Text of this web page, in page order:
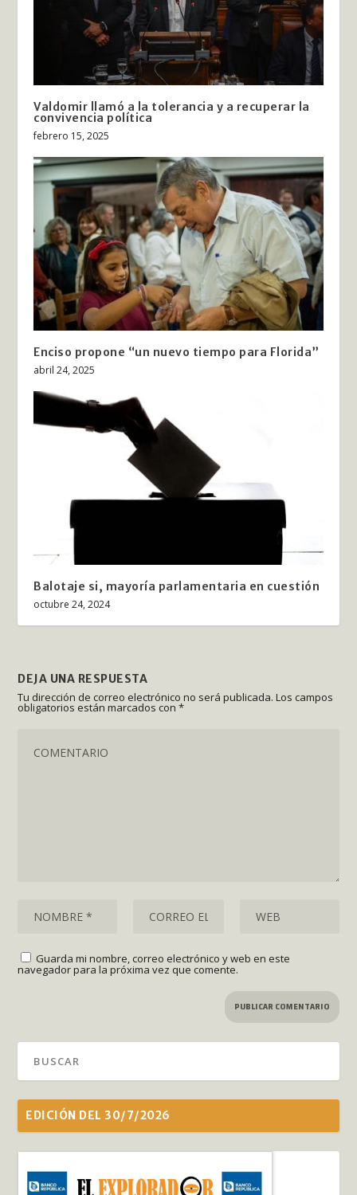
Valdomir llamó a la tolerancia y a recuperar la
convivencia política
febrero 15, 2025
Enciso propone “un nuevo tiempo para Florida”
abril 24, 2025
Balotaje si, mayoría parlamentaria en cuestión
octubre 24, 2024
DEJA UNA RESPUESTA
Tu dirección de correo electrónico no será publicada. Los campos
obligatorios están marcados con*
Guarda mi nombre, correo electrónico y web en este
navegador para la próxima vez que comente.
EDICIÓN DEL 30/7/2026